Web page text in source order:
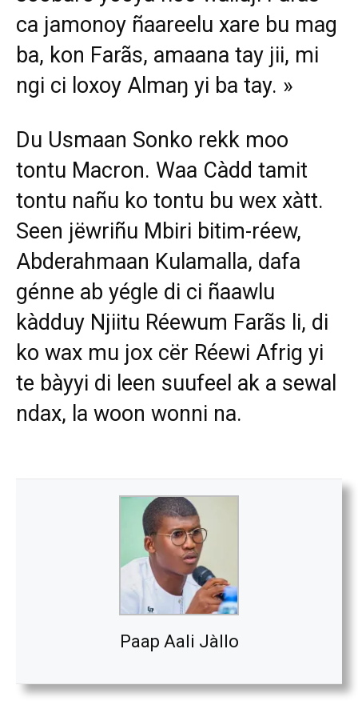
ca jamonoy ñaareelu xare bu mag
ba, kon Farãs, amaana tay jii, mi
ngi ci loxoy Almaŋ yi ba tay. »
Du Usmaan Sonko rekk moo
tontu Macron. Waa Càdd tamit
tontu nañu ko tontu bu wex xàtt.
Seen jëwriñu Mbiri bitim-réew,
Abderahmaan Kulamalla, dafa
génne ab yégle di ci ñaawlu
kàdduy Njiitu Réewum Farãs li, di
ko wax mu jox cër Réewi Afrig yi
te bàyyi di leen suufeel ak a sewal
ndax, la woon wonni na.
Paap Aali Jàllo